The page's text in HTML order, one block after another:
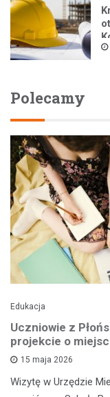
Polecamy
Edukacja
Uczniowie z
projekcie o
15 maja 2026
Wizytę w Urzędzie